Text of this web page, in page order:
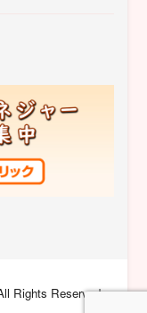
Rights Reserved.